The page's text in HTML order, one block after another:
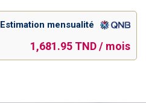
Estimation mensualité
1,681.95 TND / mois